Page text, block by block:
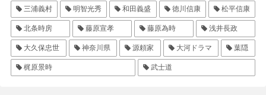
三浦義村 明智光秀 和田義盛 徳川信康 松平信康
北条時房 藤原宣孝 藤原為時 浅井長政
大久保忠世 神奈川県 源頼家 大河ドラマ 葉隠
梶原景時 武士道